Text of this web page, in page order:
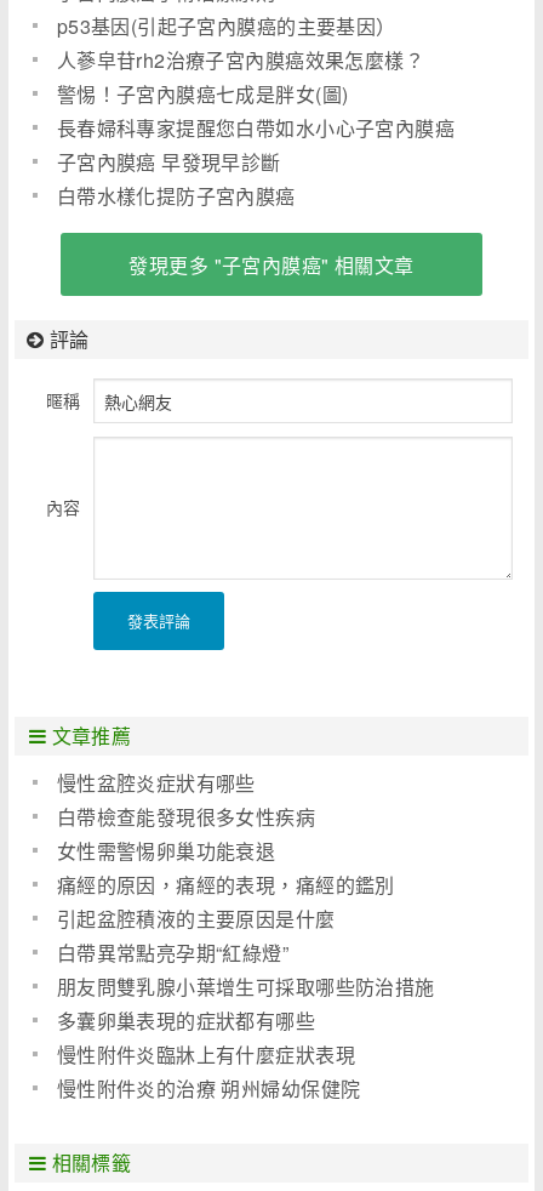
p53基因(引起子宮內膜癌的主要基因）
人蔘皁苷rh2治療子宮內膜癌效果怎麼樣？
警惕！子宮內膜癌七成是胖女(圖)
長春婦科專家提醒您白帶如水小心子宮內膜癌
子宮內膜癌 早發現早診斷
白帶水樣化提防子宮內膜癌
發現更多 "子宮內膜癌" 相關文章
評論
暱稱
內容
發表評論
文章推薦
慢性盆腔炎症狀有哪些
白帶檢查能發現很多女性疾病
女性需警惕卵巢功能衰退
痛經的原因，痛經的表現，痛經的鑑別
引起盆腔積液的主要原因是什麼
白帶異常點亮孕期“紅綠燈”
朋友問雙乳腺小葉增生可採取哪些防治措施
多囊卵巢表現的症狀都有哪些
慢性附件炎臨牀上有什麼症狀表現
慢性附件炎的治療 朔州婦幼保健院
相關標籤